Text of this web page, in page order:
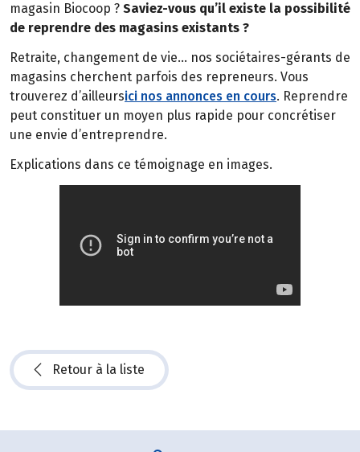
magasin Biocoop ? Saviez-vous qu’il existe la possibilité
de reprendre des magasins existants ?
Retraite, changement de vie… nos sociétaires-gérants de
magasins cherchent parfois des repreneurs. Vous
trouverez d’ailleursici nos annonces en cours. Reprendre
peut constituer un moyen plus rapide pour concrétiser
une envie d’entreprendre.
Explications dans ce témoignage en images.
Retour à la liste